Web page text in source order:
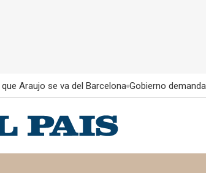
Araujo se va del Barcelona Gobierno